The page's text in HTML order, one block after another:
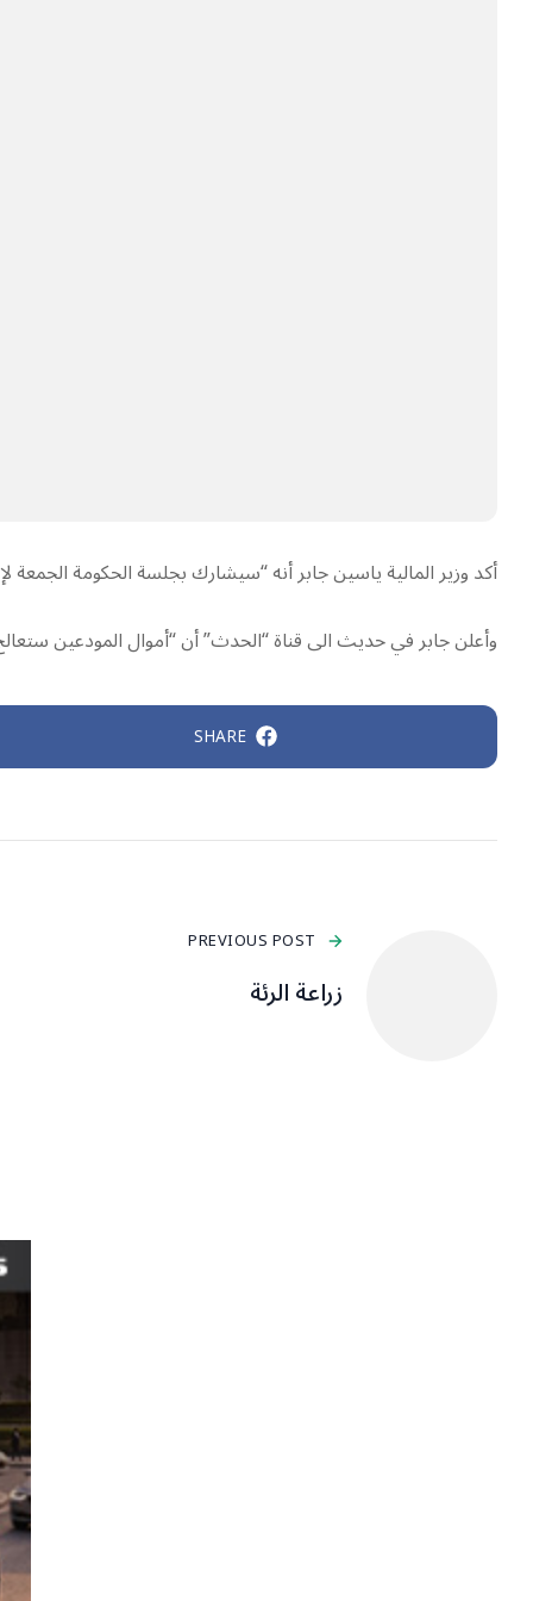
أكد وزير المالية ياسين جابر أنه “سيشارك بجلسة الحكومة الجمعة
وأعلن جابر في حديث الى قناة “الحدث” أن “أموال المودعين
SHARE
PREVIOUS POST
زراعة الرئة